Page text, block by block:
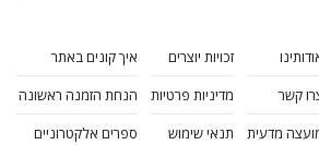
קשר
מדעית
זכויות יוצרים
מדיניות פרטיות
תנאי שימוש
איך קונים באתר
הנחת הזמנה ראשונה
ספרים אלקטרוניים